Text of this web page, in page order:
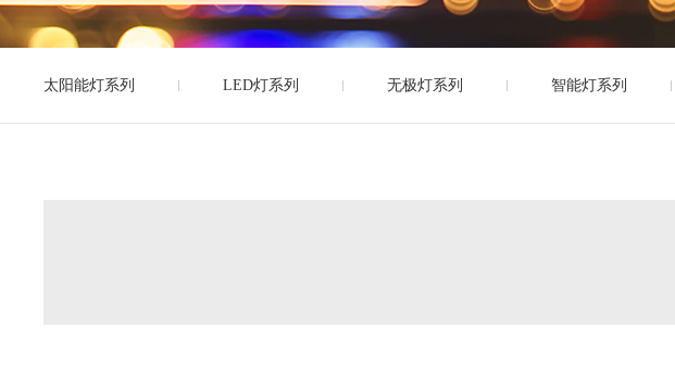
太阳能灯系列 LED灯系列 无极灯系列 智能灯系列